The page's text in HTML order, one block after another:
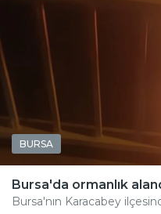
BURSA
Bursa'da ormanlık
Bursa'nın Karacabey